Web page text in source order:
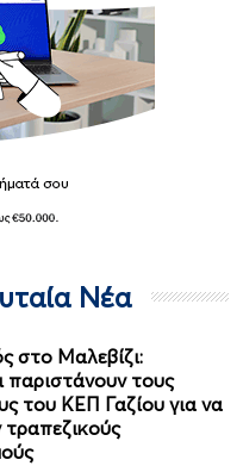
Νέα
στο Μαλεβίζι:
παριστάνουν τους
του ΚΕΠ Γαζίου για να